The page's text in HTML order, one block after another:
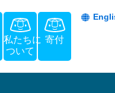
私たちに
ついて
寄付